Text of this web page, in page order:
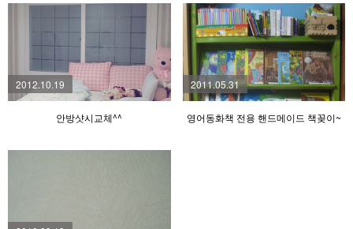
2012.10.19
안방샷시교체^^
2011.05.31
영어동화책 전용 핸드메이드 책꽂이~